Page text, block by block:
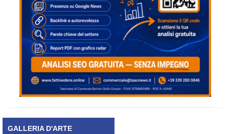
GALLERIA D'ARTE